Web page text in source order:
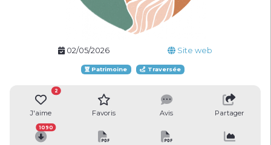
02/05/2026 Site web
Patrimoine Traversée
J'aime
2
Favoris Avis Partager
1090